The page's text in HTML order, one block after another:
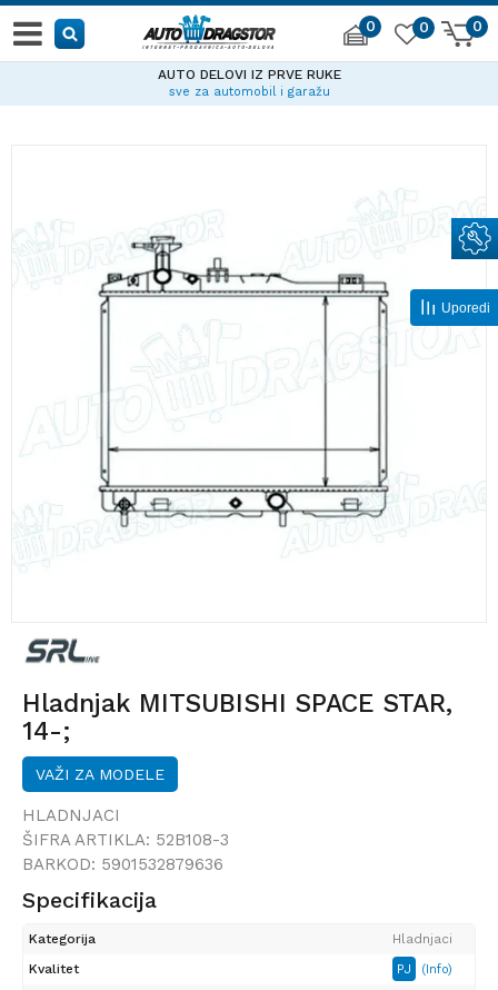
0 0
0
AUTO DELOVI IZ PRVE RUKE
sve za automobil i garažu
Hladnjak MITSUBISHI SPACE STAR,
14-;
VAŽI ZA MODELE
HLADNJACI
ŠIFRA ARTIKLA: 52B108-3
BARKOD: 5901532879636
Specifikacija
Kategorija
Hladnjaci
Kvalitet
PJ (Info)
Uporedi